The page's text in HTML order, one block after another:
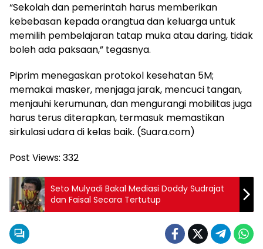
“Sekolah dan pemerintah harus memberikan
kebebasan kepada orangtua dan keluarga untuk
memilih pembelajaran tatap muka atau daring, tidak
boleh ada paksaan,” tegasnya.
Piprim menegaskan protokol kesehatan 5M;
memakai masker, menjaga jarak, mencuci tangan,
menjauhi kerumunan, dan mengurangi mobilitas juga
harus terus diterapkan, termasuk memastikan
sirkulasi udara di kelas baik. (Suara.com)
Post Views: 332
Seto Mulyadi Bakal Mediasi Doddy Sudrajat
dan Faisal Secara Tertutup